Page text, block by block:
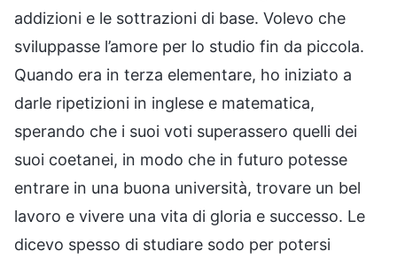
addizioni e le sottrazioni di base. Volevo che
sviluppasse l’amore per lo studio fin da piccola.
Quando era in terza elementare, ho iniziato a
darle ripetizioni in inglese e matematica,
sperando che i suoi voti superassero quelli dei
suoi coetanei, in modo che in futuro potesse
entrare in una buona università, trovare un bel
lavoro e vivere una vita di gloria e successo. Le
dicevo spesso di studiare sodo per potersi